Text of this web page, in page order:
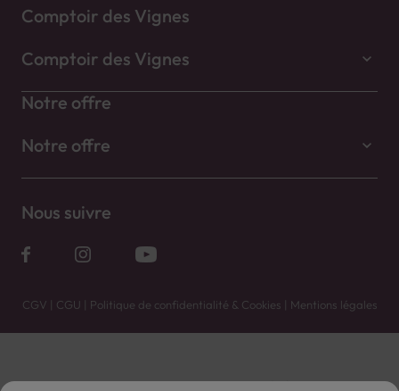
Comptoir des Vignes
Comptoir des Vignes
Notre offre
Notre offre
Nous suivre
CGV | CGU | Politique de confidentialité & Cookies | Mentions légales
Vente uniquement en caves. Contactez votre caviste pour plus de renseignements.